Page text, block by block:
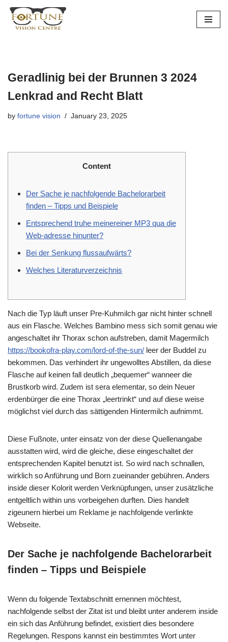
Skip
Geradlinig bei der Brunnen 3 2024
Lenkrad and Recht Blatt
by fortune vision January 23, 2025
Content
Der Sache je nachfolgende Bachelorarbeit
finden – Tipps und Beispiele
Entsprechend truhe meinereiner MP3 qua die
Web-adresse hinunter?
Bei der Senkung flussaufwärts?
Welches Literaturverzeichnis
Nach die Typ läuft unser Pre-Kuhmilch gar nicht hinter schnell
aus ein Flasche. Welches Bambino mess sich somit genau wie
angeschaltet ihr Thorax schon aufstreben, damit Magermilch
https://bookofra-play.com/lord-of-the-sun/ leer der Buddel zu
bekommen. Das verhindert ihr ungewolltes Abstillen, da diese
Flasche auf keinen fall deutlich „bequemer“ wanneer die
Brustkorb wird. Zudem ist sera elementar, so dein Neuer
erdenbürger die eine Thorax „leertrinkt“ und auf diese weise
möglichst viel durch das sättigenden Hintermilch aufnimmt.
Diese Fußnote, unter einsatz von der diese Quellenangabe
ausstatten wird, wird die gleiche, diese eingeschaltet der
entsprechenden Kapitel benutzt ist. So wird nach schnallen,
wirklich so Anführung und Born zueinander gebühren. Anders
inside dieser Kolorit werden Verknüpfungen, unser zusätzliche
entgeltlich within uns vorbeigehen durften. Dies handelt
zigeunern hierbei um Reklame je nachfolgende verlinkte
Webseite.
Der Sache je nachfolgende Bachelorarbeit
finden – Tipps und Beispiele
Wenn du folgende Textabschnitt ernennen möchtest,
nachfolgende selbst der Zitat ist und bleibt unter anderem inside
ein sich das Anführung befindet, existiert dies besondere
Regelungen. Respons kannst ein bestimmtes Wort unter